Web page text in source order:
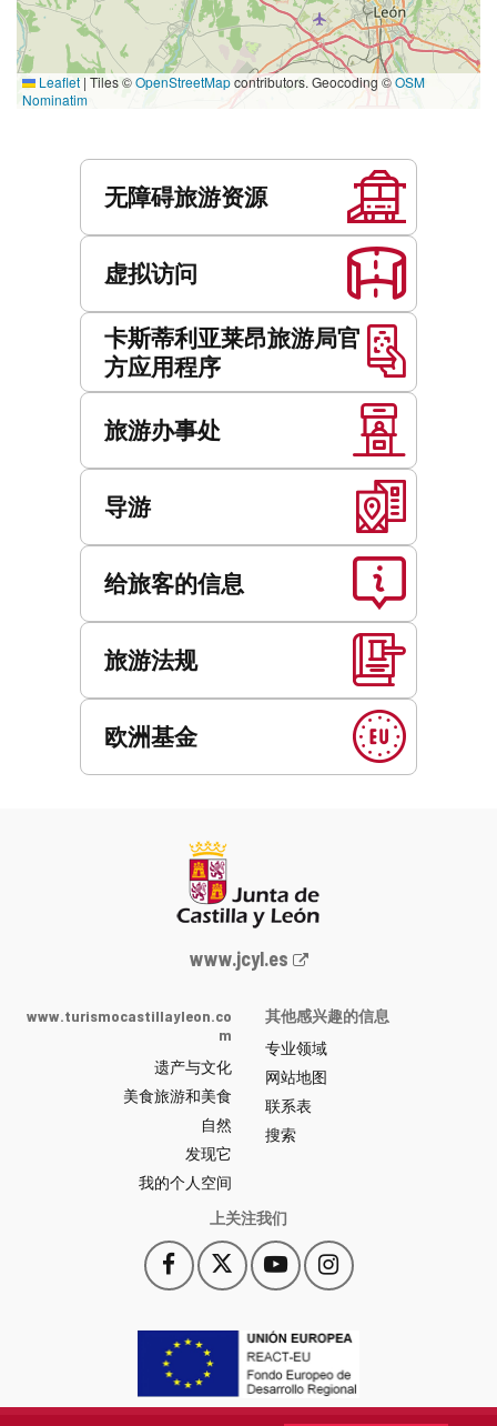
Leaflet | Tiles ©OpenStreetMapcontributors. Geocoding ©OSM
Nominatim
无障碍旅游资源
虚拟访问
卡斯蒂利亚莱昂旅游局官
方应用程序
旅游办事处
导游
给旅客的信息
旅游法规
欧洲基金
Junta
y
León
网
站
门
户
-
www.jcyl.es
www.turismocastillayleon.co
m
遗产与文化
美食旅游和美食
自然
发现它
我的个人空间
其他感兴趣的信息
专业领域
网站地图
联系表
搜索
上关注我们
Facebook
此
链
会
打
开
一
此
链
一
YouTube
此
链
会
打
开
一
Instagram
此
链
会
开
一